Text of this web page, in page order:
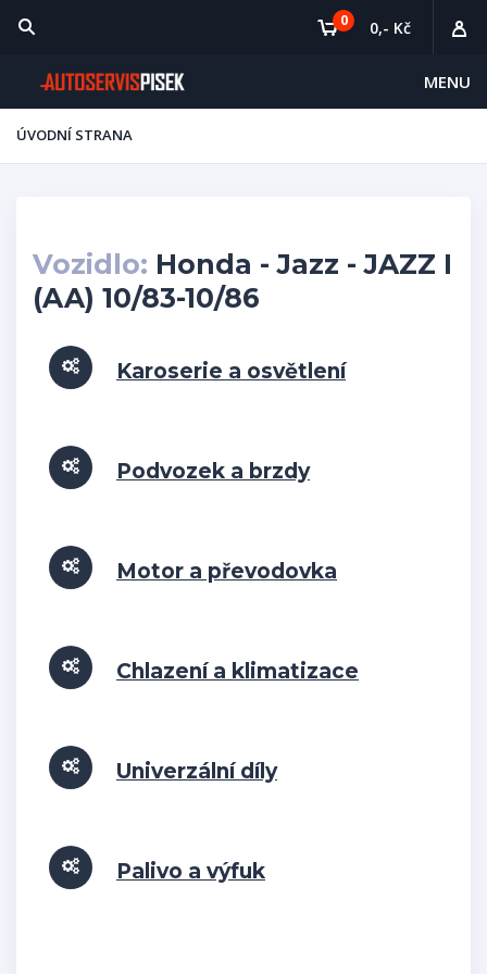
MENU
0 0,- Kč
ÚVODNÍ STRANA
Vozidlo: Honda - Jazz - JAZZ I
(AA) 10/83-10/86
Karoserie a osvětlení
Podvozek a brzdy
Motor a převodovka
Chlazení a klimatizace
Univerzální díly
Palivo a výfuk